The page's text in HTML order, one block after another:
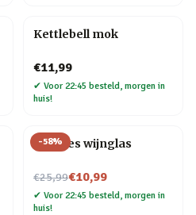
Kettlebell mok
€11,99
✔ Voor 22:45 besteld, morgen in
huis!
-58%
Wijnfles wijnglas
€25,99
Nu voor€10,99
✔ Voor 22:45 besteld, morgen in
huis!